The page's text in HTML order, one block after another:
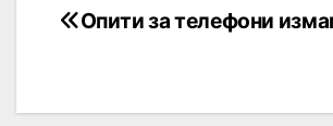
Опити за телефони